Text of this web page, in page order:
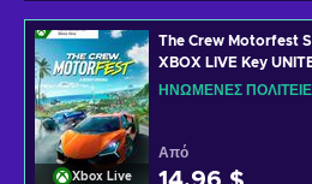
Xbox Live
The Crew Motorfest
XBOX LIVE Key
ΗΝΩΜΈΝΕΣ
Από